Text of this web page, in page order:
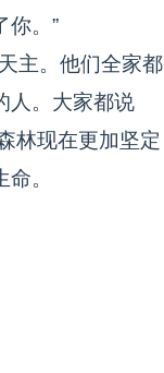
你。”
主。他们全家都
人。大家都说
林现在更加坚定
。